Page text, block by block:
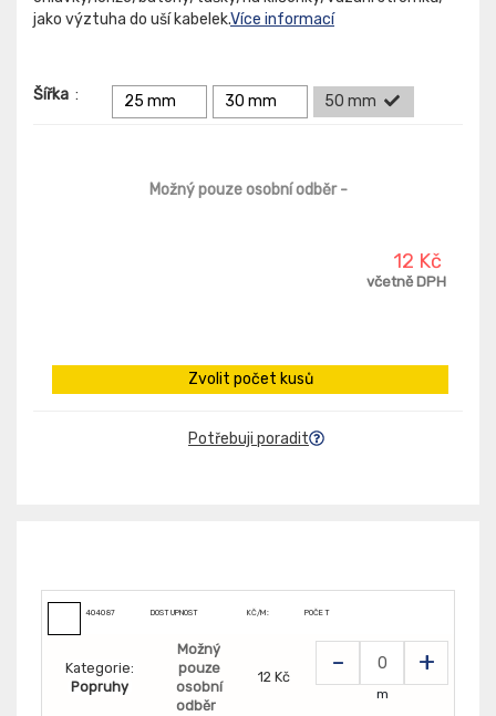
jako výztuha do uší kabelek.Více informací
Šířka : 25 mm 30 mm 50 mm
Možný pouze osobní odběr-
12 Kč
včetně DPH
Zvolit počet kusů
Potřebuji poradit
404087 DOSTUPNOST KČ/M: POČET
Kategorie:
Popruhy
Možný
pouze
osobní
odběr
12 Kč - +
m